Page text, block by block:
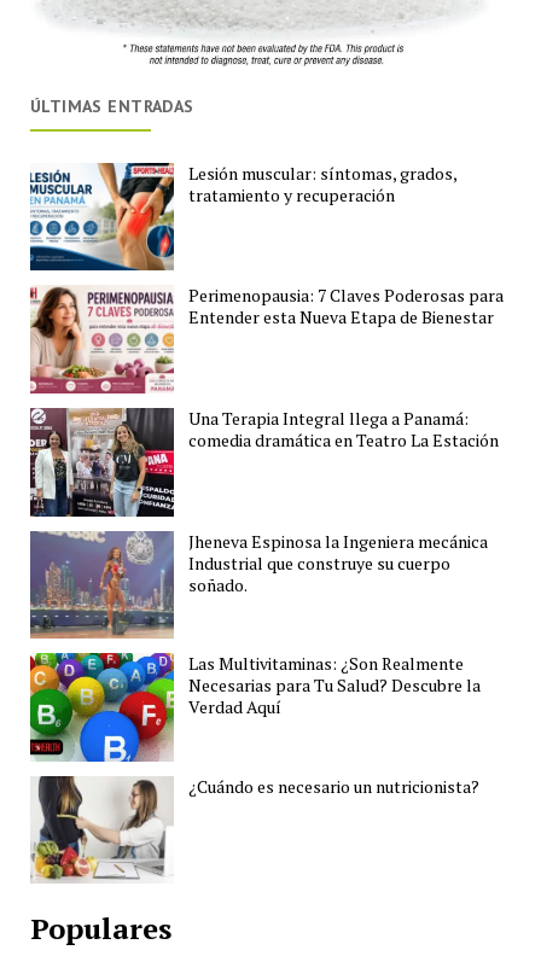
ÚLTIMAS ENTRADAS
Lesión muscular: síntomas, grados,
tratamiento y recuperación
Perimenopausia: 7 Claves Poderosas para
Entender esta Nueva Etapa de Bienestar
Una Terapia Integral llega a Panamá:
comedia dramática en Teatro La Estación
Jheneva Espinosa la Ingeniera mecánica
Industrial que construye su cuerpo
soñado.
Las Multivitaminas: ¿Son Realmente
Necesarias para Tu Salud? Descubre la
Verdad Aquí
¿Cuándo es necesario un nutricionista?
Populares